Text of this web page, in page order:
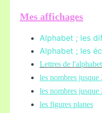
Mes affichages
Alphabet ; les
Alphabet ; les
Lettres de
les nombres jusque
les nombres jusque
les figures planes